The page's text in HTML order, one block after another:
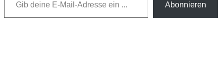
Abonnieren